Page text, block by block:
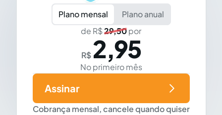
Plano mensal
Plano anual
de R$29,50por
R$ 2,95
No primeiro mês
Cobrança mensal, cancele quando quiser
Assinar